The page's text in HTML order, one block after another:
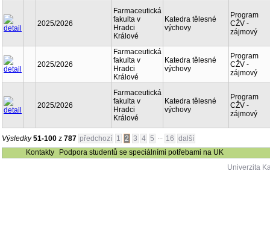
2025/2026
Farmaceutická
fakulta v
Hradci
Králové
Katedra tělesné
výchovy
Program
CŽV -
zájmový
2025/2026
Farmaceutická
fakulta v
Hradci
Králové
Katedra tělesné
výchovy
Program
CŽV -
zájmový
2025/2026
Farmaceutická
fakulta v
Hradci
Králové
Katedra tělesné
výchovy
Program
CŽV -
zájmový
Výsledky51-100 z 787 předchozí 1 2 3 4 5 ... 16 další
Kontakty
Podpora studentů se speciálními potřebami na UK
Univerzita